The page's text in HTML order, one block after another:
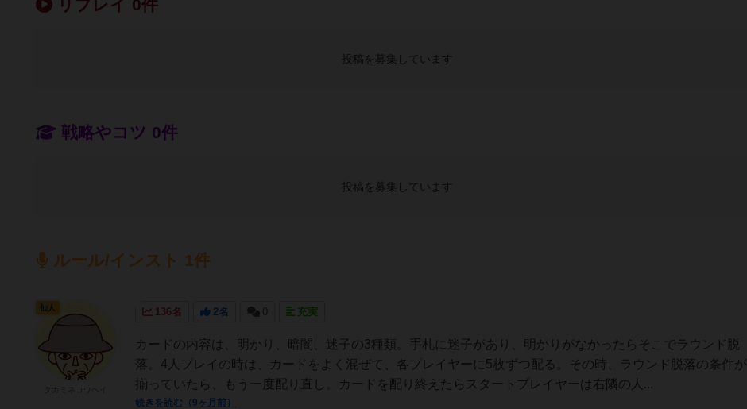
リプレイ 0件
投稿を募集しています
戦略やコツ 0件
投稿を募集しています
ルール/インスト 1件
136名 2名 0 充実
カードの内容は、明かり、暗闇、迷子の3種類。手札に迷子があり、明かりがなかったらそこでラウンド脱
落。4人プレイの時は、カードをよく混ぜて、各プレイヤーに5枚ずつ配る。その時、ラウンド脱落の条件が
揃っていたら、もう一度配り直し。カードを配り終えたらスタートプレイヤーは右隣の人...
続きを読む（9ヶ月前）
仙人